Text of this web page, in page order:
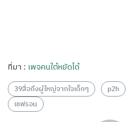
ที่มา : เพจคนใต้หยัดได้
39สื่อถึงผู้ใหญ่จากใจเด็กๆ p2h
เชฟรอน